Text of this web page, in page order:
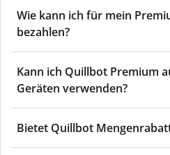
Wie kann ich für mein
bezahlen?
Kann ich Quillbot Premium
Geräten verwenden?
Bietet Quillbot